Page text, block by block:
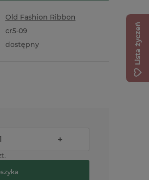
Old Fashion Ribbon
cr5-09
dostępny
+
Lista życzeń